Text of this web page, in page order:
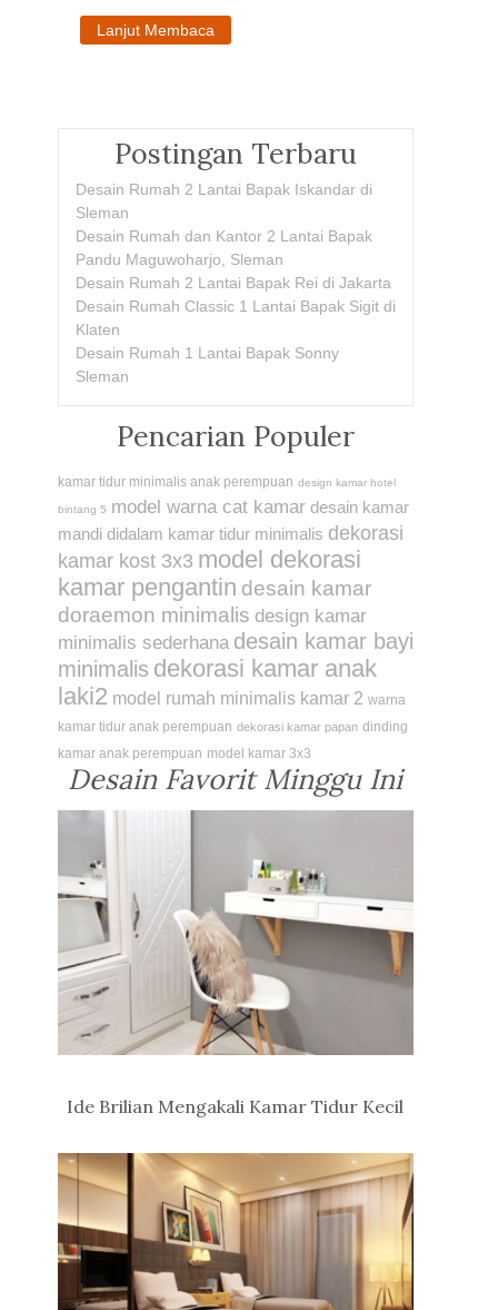
Lanjut Membaca
Postingan Terbaru
Desain Rumah 2 Lantai Bapak Iskandar di
Sleman
Desain Rumah dan Kantor 2 Lantai Bapak
Pandu Maguwoharjo, Sleman
Desain Rumah 2 Lantai Bapak Rei di Jakarta
Desain Rumah Classic 1 Lantai Bapak Sigit di
Klaten
Desain Rumah 1 Lantai Bapak Sonny
Sleman
Pencarian Populer
kamar tidur minimalis anak perempuan design kamar hotel
bintang 5 model warna cat kamar desain kamar
mandi didalam kamar tidur minimalis dekorasi
kamar kost 3x3 model dekorasi
kamar pengantin desain kamar
doraemon minimalis design kamar
minimalis sederhana desain kamar bayi
minimalis dekorasi kamar anak
laki2 model rumah minimalis kamar 2 warna
kamar tidur anak perempuan dekorasi kamar papan dinding
kamar anak perempuan model kamar 3x3
Desain Favorit Minggu Ini
Ide Brilian Mengakali Kamar Tidur Kecil